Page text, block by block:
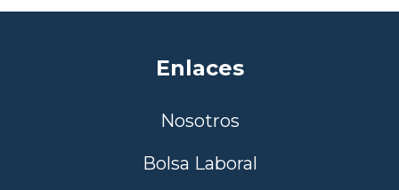
Enlaces
Nosotros
Bolsa Laboral